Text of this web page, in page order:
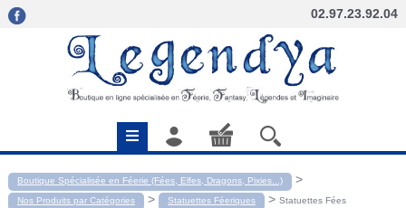
02.97.23.92.04
Boutique Spécialisée en Féerie (Fées, Elfes, Dragons, Pixies...) >
Nos Produits par Catégories > Statuettes Féeriques > Statuettes Fées